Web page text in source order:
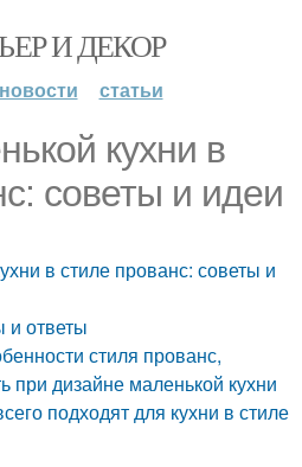
И ДЕКОР
новости статьи
кухни в
советы и идеи
в стиле прованс: советы и
ответы
стиля прованс,
при дизайне маленькой кухни
подходят для кухни в стиле